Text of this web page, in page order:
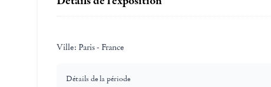
Ville: Paris - France
Détails de la période